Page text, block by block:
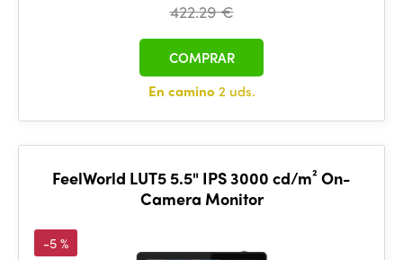
422.29 €
En camino 2 uds.
COMPRAR
FeelWorld LUT5 5.5" IPS 3000 cd/m² On-
Camera Monitor
-5 %